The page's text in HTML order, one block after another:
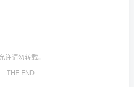
许请勿转载。
THE END